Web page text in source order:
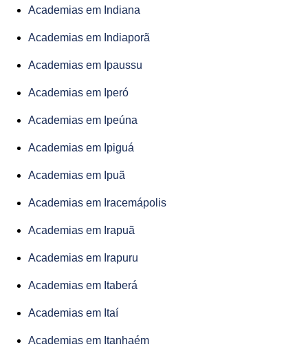
Academias em Indiana
Academias em Indiaporã
Academias em Ipaussu
Academias em Iperó
Academias em Ipeúna
Academias em Ipiguá
Academias em Ipuã
Academias em Iracemápolis
Academias em Irapuã
Academias em Irapuru
Academias em Itaberá
Academias em Itaí
Academias em Itanhaém